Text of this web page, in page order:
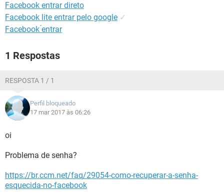
Facebook entrar direto
Facebook lite entrar pelo google ✓
Facebook ́entrar
1 Respostas
RESPOSTA 1 / 1
Perfil bloqueado
17 mar 2017 às 06:26
oi
Problema de senha?
https://br.ccm.net/faq/29054-como-recuperar-a-senha-
esquecida-no-facebook